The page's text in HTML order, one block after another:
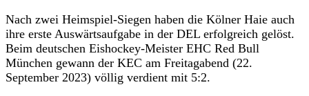
Nach zwei Heimspiel-Siegen haben die Kölner Haie auch
ihre erste Auswärtsaufgabe in der DEL erfolgreich gelöst.
Beim deutschen Eishockey-Meister EHC Red Bull
München gewann der KEC am Freitagabend (22.
September 2023) völlig verdient mit 5:2.